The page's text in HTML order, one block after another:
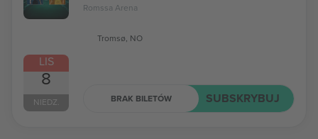
LIS
8
NIEDZ.
Romssa Arena
Tromsø, NO
BRAK BILETÓW SUBSKRYBUJ